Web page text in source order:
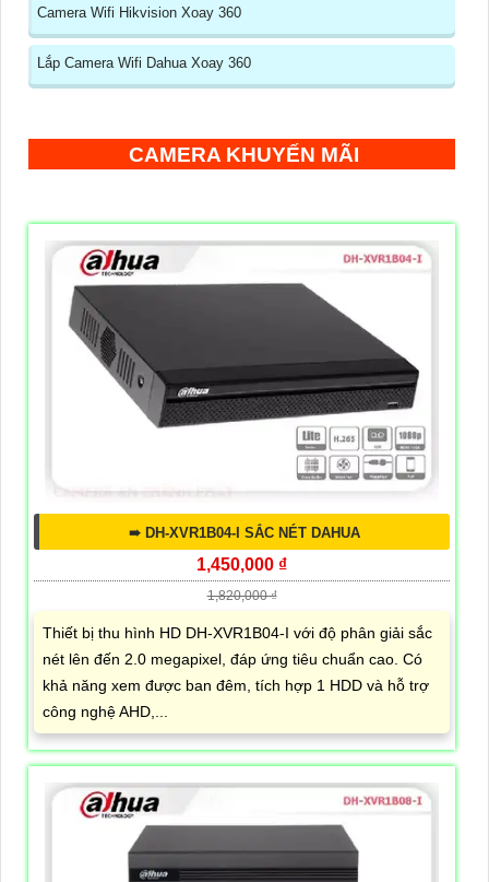
Camera Wifi Hikvision Xoay 360
Lắp Camera Wifi Dahua Xoay 360
CAMERA KHUYẾN MÃI
➠ DH-XVR1B04-I SẮC NÉT DAHUA
1,450,000 ₫
1,820,000 ₫
Thiết bị thu hình HD DH-XVR1B04-I với độ phân giải sắc
nét lên đến 2.0 megapixel, đáp ứng tiêu chuẩn cao. Có
khả năng xem được ban đêm, tích hợp 1 HDD và hỗ trợ
công nghệ AHD,...